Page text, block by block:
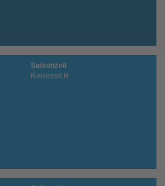
Saisonzeit
Reisezeit B